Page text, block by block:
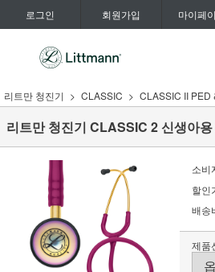
로그인 회원가입 마이페
리트만 청진기 CLASSIC CLASSIC II PED
리트만 청진기 CLASSIC 2 신생아
소비
할인
배송
제품